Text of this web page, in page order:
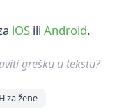
iOS ili Android.
grešku u tekstu?
za žene